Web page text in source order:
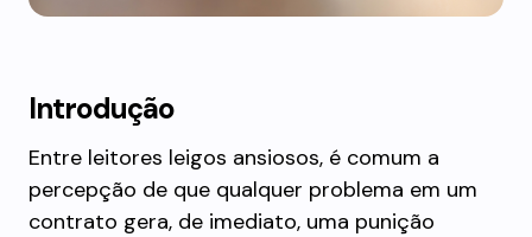
Introdução
Entre leitores leigos ansiosos, é comum a
percepção de que qualquer problema em um
contrato gera, de imediato, uma punição